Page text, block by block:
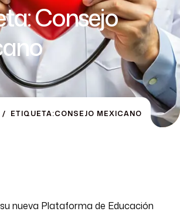
Consejo
ETIQUETA:CONSEJO MEXICANO